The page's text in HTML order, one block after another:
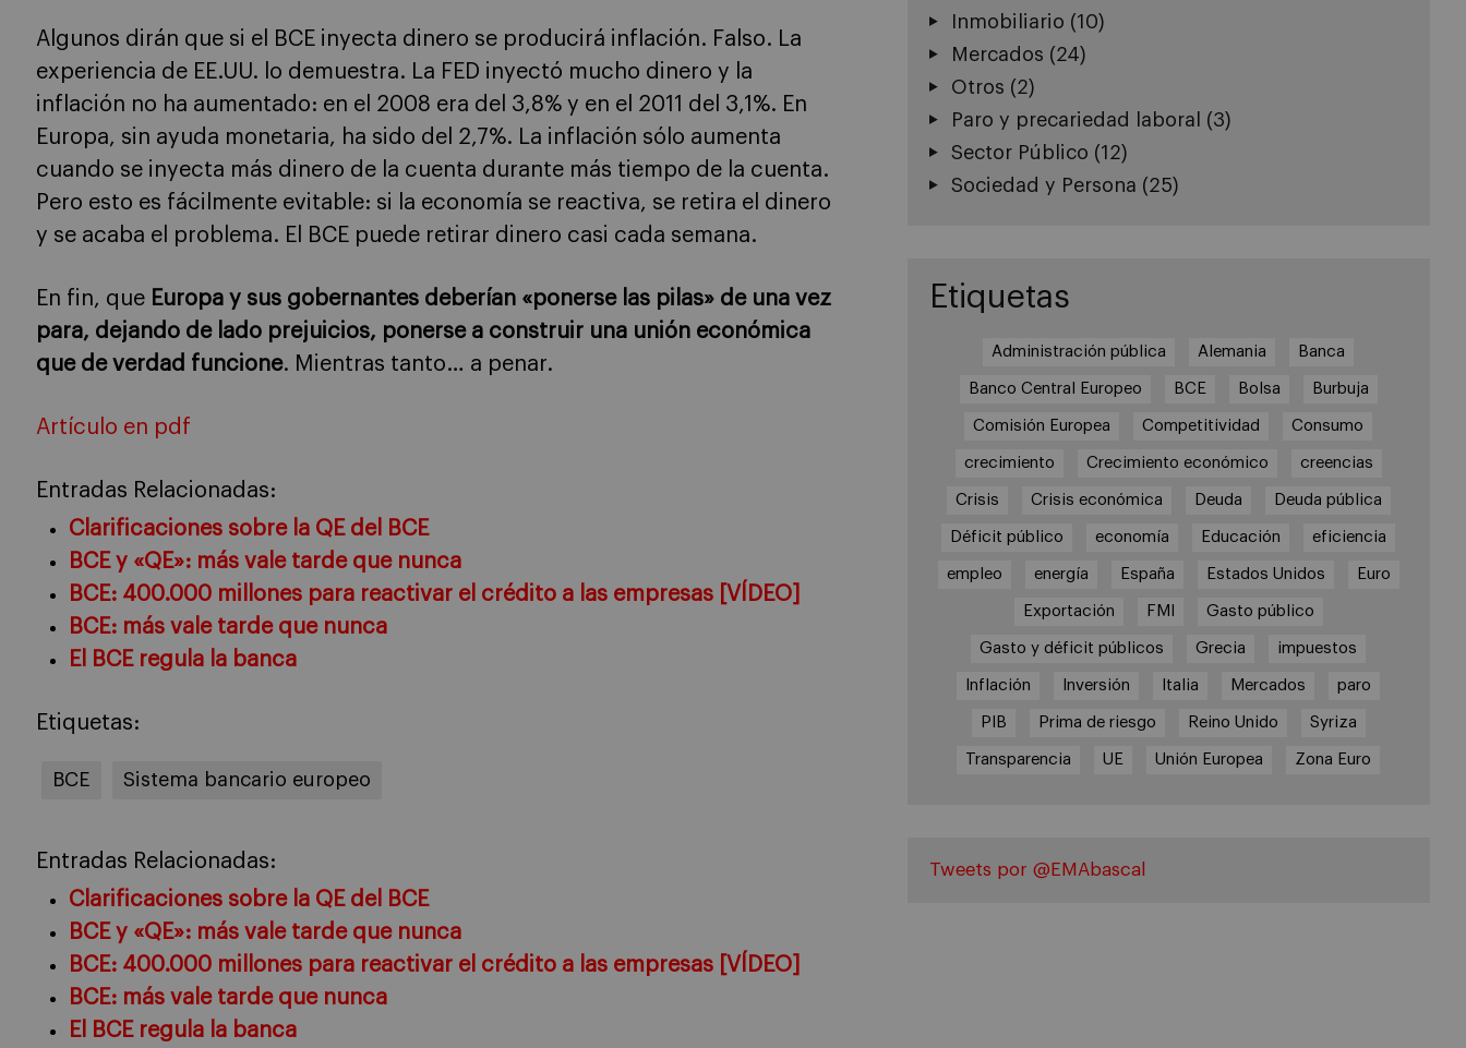
Algunos dirán que si el BCE inyecta dinero se producirá inflación. Falso. La
experiencia de EE.UU. lo demuestra. La FED inyectó mucho dinero y la
inflación no ha aumentado: en el 2008 era del 3,8% y en el 2011 del 3,1%. En
Europa, sin ayuda monetaria, ha sido del 2,7%. La inflación sólo aumenta
cuando se inyecta más dinero de la cuenta durante más tiempo de la cuenta.
Pero esto es fácilmente evitable: si la economía se reactiva, se retira el dinero
y se acaba el problema. El BCE puede retirar dinero casi cada semana.
En fin, que Europa y sus gobernantes deberían «ponerse las pilas» de una vez
para, dejando de lado prejuicios, ponerse a construir una unión económica
que de verdad funcione. Mientras tanto… a penar.
Artículo en pdf
Entradas Relacionadas:
Clarificaciones sobre la QE del BCE
BCE y «QE»: más vale tarde que nunca
BCE: 400.000 millones para reactivar el crédito a las empresas [VÍDEO]
BCE: más vale tarde que nunca
El BCE regula la banca
Etiquetas:
BCE Sistema bancario europeo
Entradas Relacionadas:
Clarificaciones sobre la QE del BCE
BCE y «QE»: más vale tarde que nunca
BCE: 400.000 millones para reactivar el crédito a las empresas [VÍDEO]
BCE: más vale tarde que nunca
El BCE regula la banca
Inmobiliario (10)
Mercados (24)
Otros (2)
Paro y precariedad laboral
(3)
Sector Público (12)
Sociedad y Persona (25)
Etiquetas
Administración pública Alemania Banca
Banco Central Europeo BCE Bolsa Burbuja
Comisión Europea Competitividad Consumo
crecimiento Crecimiento económico creencias
Crisis Crisis económica Deuda Deuda pública
Déficit público economía Educación eficiencia
empleo energía España Estados Unidos Euro
Exportación FMI Gasto público
Gasto y déficit públicos Grecia impuestos
Inflación Inversión Italia Mercados paro
PIB Prima de riesgo Reino Unido Syriza
Transparencia UE Unión Europea Zona Euro
Tweets por @EMAbascal